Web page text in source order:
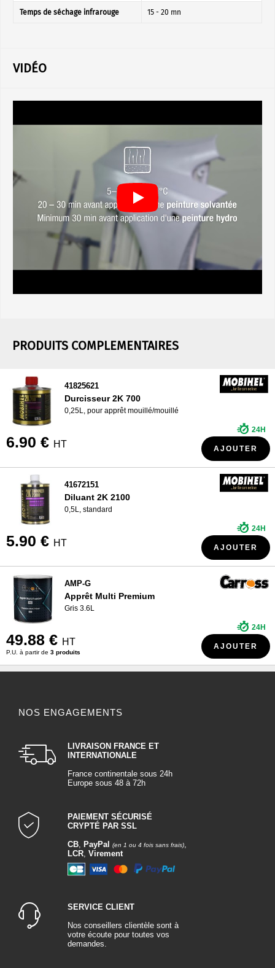
Temps de séchage infrarouge 15 - 20 mn
VIDÉO
PRODUITS COMPLEMENTAIRES
41825621
Durcisseur 2K 700
0,25L, pour apprêt mouillé/mouillé
6.90 € HT
24H
AJOUTER
41672151
Diluant 2K 2100
0,5L, standard
5.90 € HT
24H
AJOUTER
AMP-G
Apprêt Multi Premium
Gris 3.6L
49.88 € HT
P.U. à partir de 3 produits
24H
AJOUTER
NOS ENGAGEMENTS
LIVRAISON FRANCE ET
INTERNATIONALE
France continentale sous 24h
Europe sous 48 à 72h
PAIEMENT SÉCURISÉ
CRYPTÉ PAR SSL
CB, PayPal (en 1 ou 4 fois sans frais),
LCR, Virement
SERVICE CLIENT
Nos conseillers clientèle sont à
votre écoute pour toutes vos
demandes.